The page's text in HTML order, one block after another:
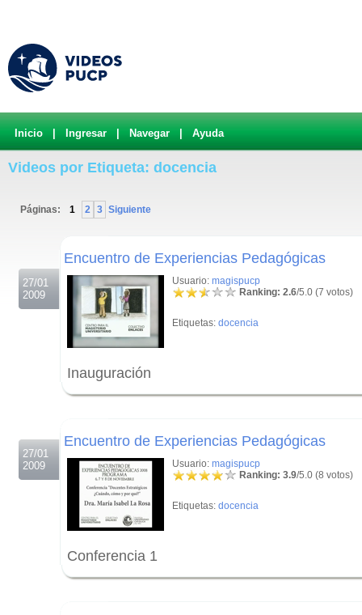
Inicio Ingresar Navegar Ayuda
Videos por Etiqueta: docencia
Páginas: 1 2 3 Siguiente
27/01
2009
Encuentro de Experiencias Pedagógicas
Usuario: magispucp
Ranking: 2.6/5.0 (7 votos)
Etiquetas: docencia
Inauguración
27/01
2009
Encuentro de Experiencias Pedagógicas
Usuario: magispucp
Ranking: 3.9/5.0 (8 votos)
Etiquetas: docencia
Conferencia 1